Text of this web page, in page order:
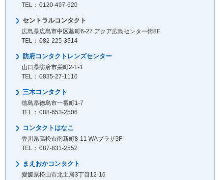
0120-497-620
セントラルコンタクト
広島県広島市中区基町6-27 アクア広島センター街8F
082-225-3314
防府コンタクトレンズセンター
山口県防府市栄町2-1-1
0835-27-1110
三木コンタクト
徳島県徳島市一番町1-7
088-653-2506
コンタクトはなこ
香川県高松市南新町8-11 WAプラザ3F
087-831-2552
まえおかコンタクト
愛媛県松山市北土居3丁目12-16